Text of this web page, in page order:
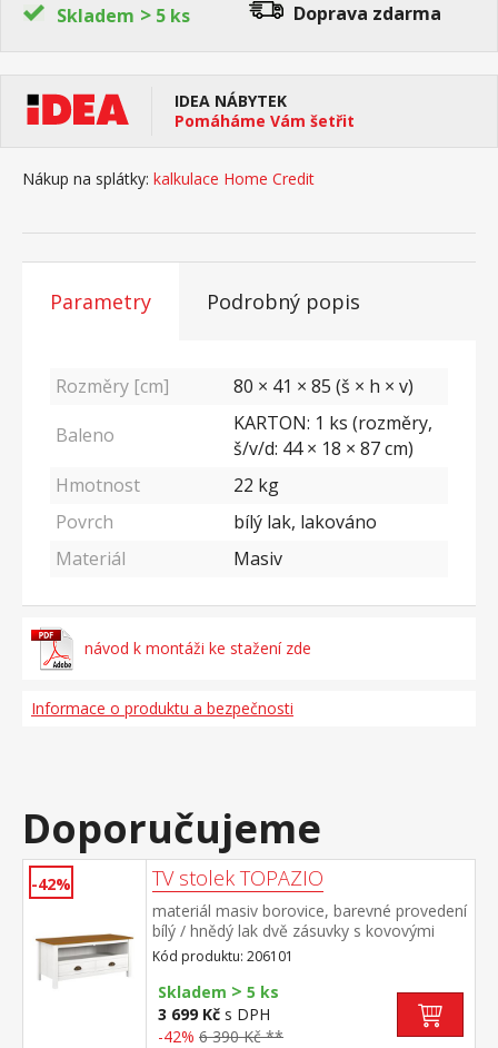
Skladem > 5 ks Doprava zdarma
IDEA NÁBYTEK
Pomáháme Vám šetřit
Nákup na splátky: kalkulace Home Credit
Parametry Podrobný popis
Rozměry [cm]
80 × 41 × 85 (š × h × v)
Baleno
KARTON: 1 ks (rozměry,
š/v/d: 44 × 18 × 87 cm)
Hmotnost
22 kg
Povrch
bílý lak, lakováno
Materiál
Masiv
návod k montáži ke stažení zde
Informace o produktu a bezpečnosti
Doporučujeme
-42% TV stolek TOPAZIO
materiál masiv borovice, barevné provedení
bílý / hnědý lak dvě zásuvky s kovovými
úchytkami a pojezdy, jedna police
Kód produktu: 206101
Skladem > 5 ks
3 699 Kč s DPH
-42% 6 390 Kč **